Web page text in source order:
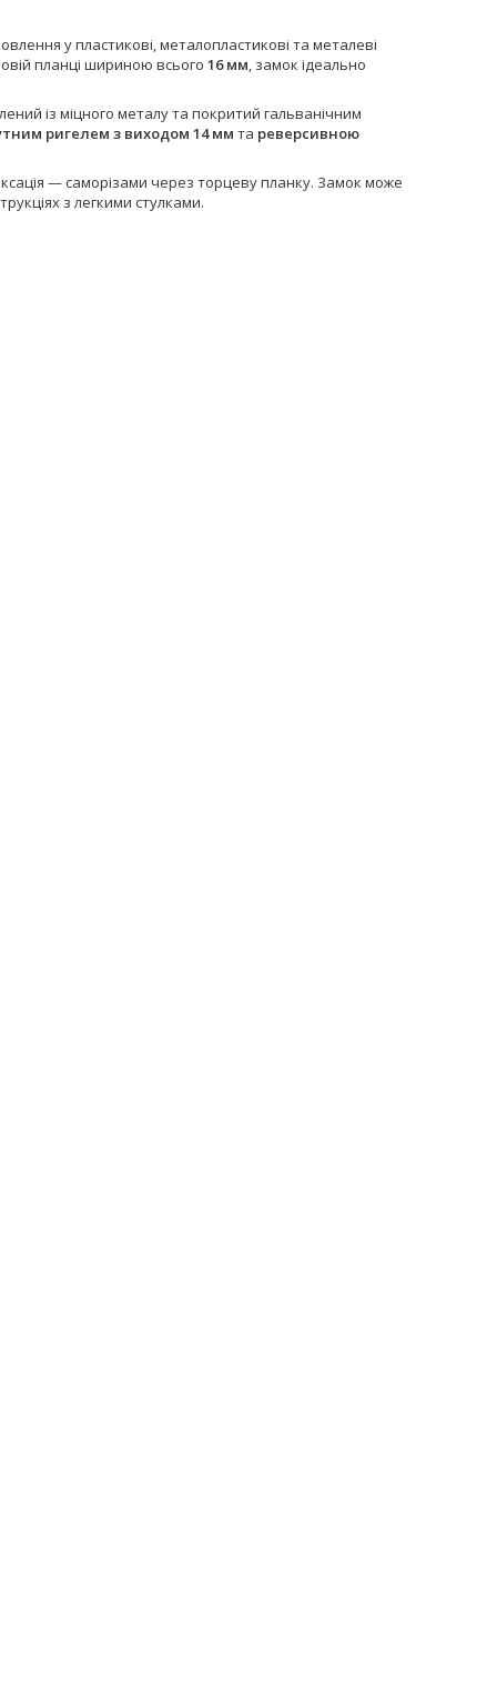
у пластикові, металопластикові та металеві
планці шириною всього 16 мм , замок ідеально
із міцного металу та покритий гальванічним
ригелем з виходом 14 мм та реверсивною
— саморізами через торцеву планку. Замок може
з легкими стулками.